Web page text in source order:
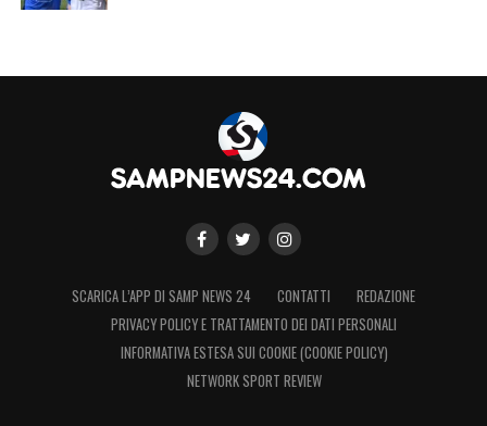
SCARICA L’APP DI SAMP NEWS 24 CONTATTI
REDAZIONE
PRIVACY POLICY E TRATTAMENTO DEI DATI PERSONALI
INFORMATIVA ESTESA SUI COOKIE (COOKIE POLICY)
NETWORK SPORT REVIEW